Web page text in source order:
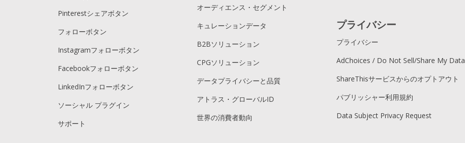
Pinterestシェアボタン
フォローボタン
Instagramフォローボタン
Facebookフォローボタン
LinkedInフォローボタン
ソーシャル プラグイン
サポート
オーディエンス・セグメント
キュレーションデータ
B2Bソリューション
CPGソリューション
データプライバシーと品質
アトラス・グローバルID
世界の消費者動向
プライバシー
プライバシー
AdChoices / Do Not Sell/Share My Data
ShareThisサービスからのオプトアウト
パブリッシャー利用規約
Data Subject Privacy Request